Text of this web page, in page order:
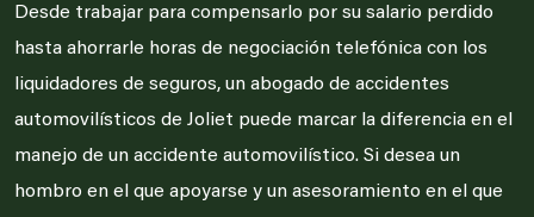
Desde trabajar para compensarlo por su salario perdido
hasta ahorrarle horas de negociación telefónica con los
liquidadores de seguros, un abogado de accidentes
automovilísticos de Joliet puede marcar la diferencia en el
manejo de un accidente automovilístico. Si desea un
hombro en el que apoyarse y un asesoramiento en el que